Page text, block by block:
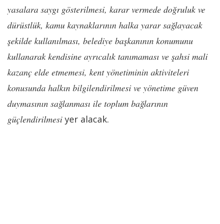
yasalara saygı gösterilmesi, karar vermede doğruluk ve
dürüstlük, kamu kaynaklarının halka yarar sağlayacak
şekilde kullanılması, belediye başkanının konumunu
kullanarak kendisine ayrıcalık tanımaması ve şahsi mali
kazanç elde etmemesi, kent yönetiminin aktiviteleri
konusunda halkın bilgilendirilmesi ve yönetime güven
duymasının sağlanması ile toplum bağlarının
güçlendirilmesi yer alacak.